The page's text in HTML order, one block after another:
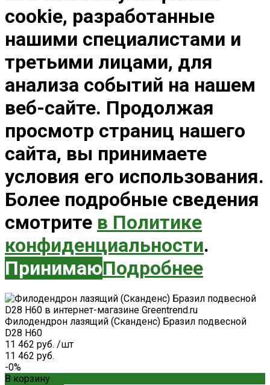
cookie, разработанные
нашими специалистами и
третьими лицами, для
анализа событий на нашем
веб-сайте. Продолжая
просмотр страниц нашего
сайта, вы принимаете
условия его использования.
Более подробные сведения
смотрите в Политике
конфиденциальности.
ПринимаюПодробнее
Филодендрон лазящий (Сканденс) Бразил подвесной
D28 H60
11 462 руб. /шт
11 462 руб.
-0%
В корзину